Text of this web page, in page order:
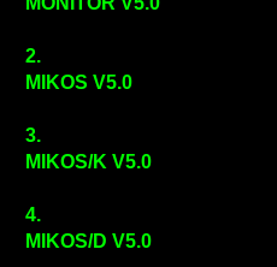
2.
MIKOS V5.0
3.
MIKOS/K V5.0
4.
MIKOS/D V5.0